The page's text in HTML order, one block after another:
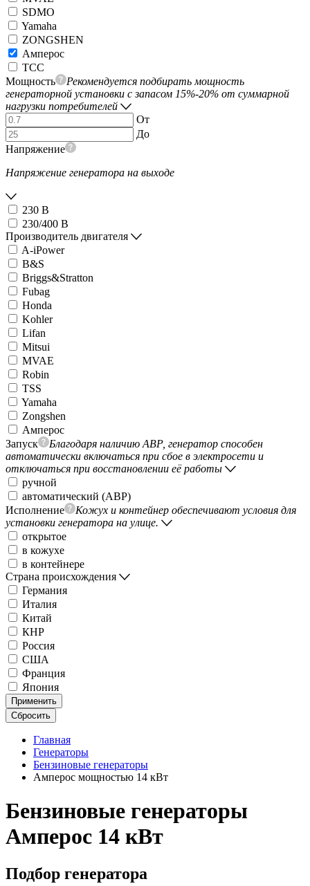
SDMO
Yamaha
ZONGSHEN
Амперос
ТСС
Мощность
Рекомендуется подбирать мощность
генераторной установки с запасом 15%-20% от суммарной
нагрузки потребителей
От
До
Напряжение
Напряжение генератора на выходе
230 В
230/400 В
Производитель двигателя
A-iPower
B&S
Briggs&Stratton
Fubag
Honda
Kohler
Lifan
Mitsui
MVAE
Robin
TSS
Yamaha
Zongshen
Амперос
Запуск
Благодаря наличию АВР, генератор способен
автоматически включаться при сбое в электросети и
отключаться при восстановлении её работы
ручной
автоматический (АВР)
Исполнение
Кожух и контейнер обеспечивают условия для
установки генератора на улице.
открытое
в кожухе
в контейнере
Страна происхождения
Германия
Италия
Китай
КНР
Россия
США
Франция
Япония
Применить
Сбросить
Главная
Генераторы
Бензиновые генераторы
Амперос мощностью 14 кВт
Бензиновые генераторы
Амперос 14 кВт
Подбор генератора